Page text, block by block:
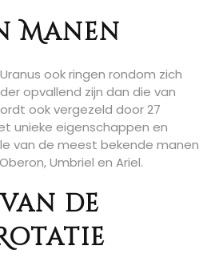
Manen
ook ringen rondom zich
opvallend zijn dan die van
ook vergezeld door 27
unieke eigenschappen en
van de meest bekende manen
Umbriel en Ariel.
de